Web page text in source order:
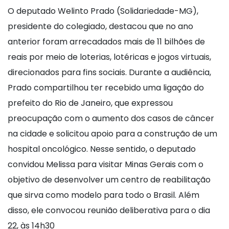
O deputado Welinto Prado (Solidariedade-MG),
presidente do colegiado, destacou que no ano
anterior foram arrecadados mais de 11 bilhões de
reais por meio de loterias, lotéricas e jogos virtuais,
direcionados para fins sociais. Durante a audiência,
Prado compartilhou ter recebido uma ligação do
prefeito do Rio de Janeiro, que expressou
preocupação com o aumento dos casos de câncer
na cidade e solicitou apoio para a construção de um
hospital oncológico. Nesse sentido, o deputado
convidou Melissa para visitar Minas Gerais com o
objetivo de desenvolver um centro de reabilitação
que sirva como modelo para todo o Brasil. Além
disso, ele convocou reunião deliberativa para o dia
22, às 14h30